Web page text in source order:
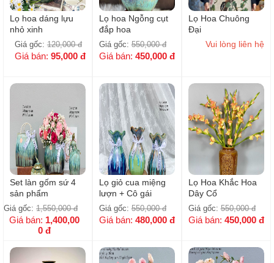
Lọ hoa dáng lựu
nhỏ xinh
Giá gốc: 120,000 đ
Giá bán: 95,000 đ
Lọ hoa Ngỗng cụt
đắp hoa
Giá gốc:550,000 đ
Giá bán: 450,000 đ
Lọ Hoa Chuông
Đại
Vui lòng liên hệ
Set làn gốm sứ 4
sản phẩm
Giá gốc: 1,550,000 đ
Giá bán: 1,400,00
0 đ
Lọ giỏ cua miệng
lượn + Cô gái
Giá gốc:550,000 đ
Giá bán: 480,000 đ
Lọ Hoa Khắc Hoa
Dây Cổ
Giá gốc:550,000 đ
Giá bán: 450,000 đ